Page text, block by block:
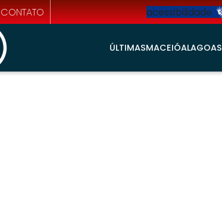
CONTATO acessibilidade
ÚLTIMASMACEIÓALAGOAS